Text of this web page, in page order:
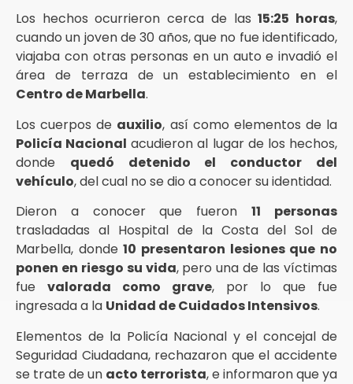
Los hechos ocurrieron cerca de las15:25 horas,
cuando un joven de 30 años, que no fue identificado,
viajaba con otras personas en un auto e invadió el
área de terraza de un establecimiento en el
Centro de Marbella.
Los cuerpos de auxilio, así como elementos de la
Policía Nacional acudieron al lugar de los hechos,
donde quedó detenido el conductor del
vehículo, del cual no se dio a conocer su identidad.
Dieron a conocer que fueron11 personas
trasladadas al Hospital de la Costa del Sol de
Marbella, donde10 presentaron lesiones que no
ponen en riesgo su vida, pero una de las víctimas
fue valorada como grave, por lo que fue
ingresada a la Unidad de Cuidados Intensivos.
Elementos de la Policía Nacional y el concejal de
Seguridad Ciudadana, rechazaron que el accidente
se trate de un acto terrorista, e informaron que ya